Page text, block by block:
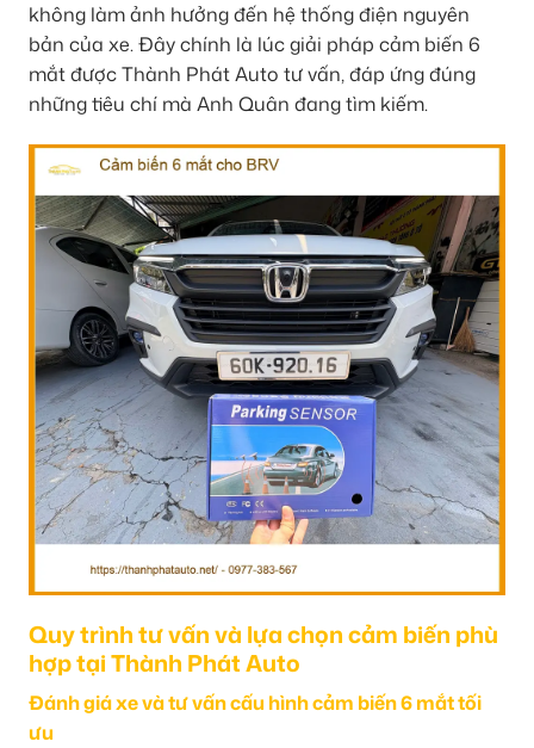
không làm ảnh hưởng đến hệ thống điện nguyên
bản của xe. Đây chính là lúc giải pháp cảm biến 6
mắt được Thành Phát Auto tư vấn, đáp ứng đúng
những tiêu chí mà Anh Quân đang tìm kiếm.
Quy trình tư vấn và lựa chọn cảm biến phù
hợp tại Thành Phát Auto
Đánh giá xe và tư vấn cấu hình cảm biến 6 mắt tối
ưu